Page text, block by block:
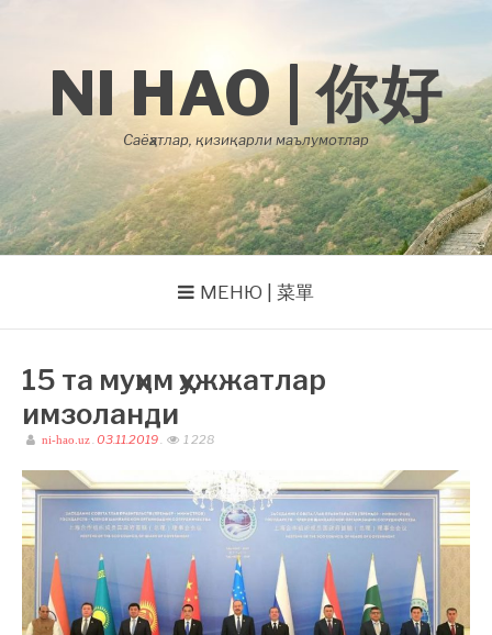
contentNI HAO | 你好
Саёҳатлар, қизиқарли маълумотлар
МЕНЮ | 菜單
15 та муҳим ҳужжатлар
имзоланди
ni-hao.uz. 03.11.2019. 1 228